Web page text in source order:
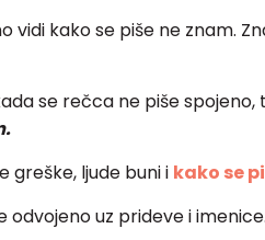
vidi kako se piše ne znam.
se rečca ne piše spojeno,
greške, ljude buni i kako se
odvojeno uz prideve i imenice.